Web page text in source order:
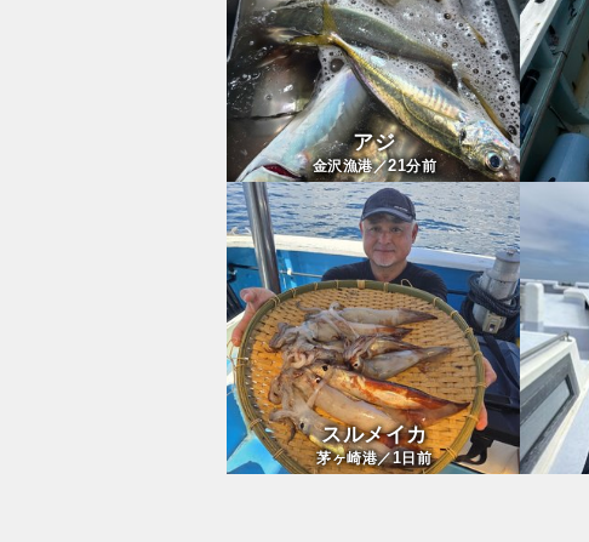
アジ
金沢漁港／21分前
スルメイカ
茅ヶ崎港／1日前